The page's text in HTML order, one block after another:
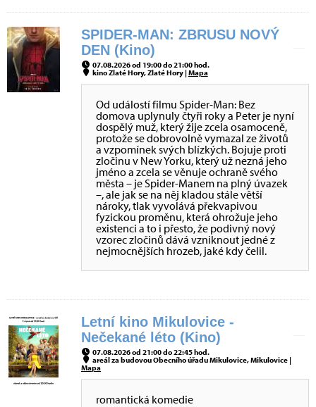
SPIDER-MAN: ZBRUSU NOVÝ
DEN (Kino)
07.08.2026 od 19:00 do 21:00 hod.
kino Zlaté Hory, Zlaté Hory |Mapa
Od událostí filmu Spider-Man: Bez
domova uplynuly čtyři roky a Peter je nyní
dospělý muž, který žije zcela osamoceně,
protože se dobrovolně vymazal ze životů
a vzpomínek svých blízkých. Bojuje proti
zločinu v New Yorku, který už nezná jeho
jméno a zcela se věnuje ochraně svého
města – je Spider-Manem na plný úvazek
–, ale jak se na něj kladou stále větší
nároky, tlak vyvolává překvapivou
fyzickou proměnu, která ohrožuje jeho
existenci a to i přesto, že podivný nový
vzorec zločinů dává vzniknout jedné z
nejmocnějších hrozeb, jaké kdy čelil.
Letní kino Mikulovice -
Nečekané léto (Kino)
07.08.2026 od 21:00 do 22:45 hod.
areál za budovou Obecního úřadu Mikulovice, Mikulovice |
Mapa
romantická komedie